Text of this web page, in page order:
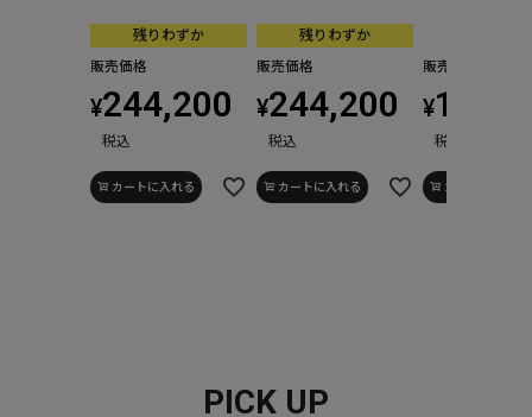
残りわずか
販売価格
¥244,200
税込
カートに入れる
残りわずか
販売価格
¥244,200
税込
カートに入れる
販売価格
¥
税込
カートに入れる
PICK UP